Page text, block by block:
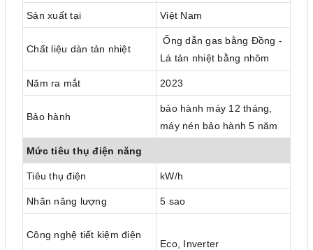
Sản xuất tại Việt Nam
Chất liệu dàn tản nhiệt
Ống dẫn gas bằng Đồng -
Lá tản nhiệt bằng nhôm
Năm ra mắt 2023
Bảo hành
bảo hành máy 12 tháng,
máy nén bảo hành 5 năm
Mức tiêu thụ điện năng
Tiêu thụ điện kW/h
Nhãn năng lượng 5 sao
Công nghệ tiết kiệm điện
Eco, Inverter